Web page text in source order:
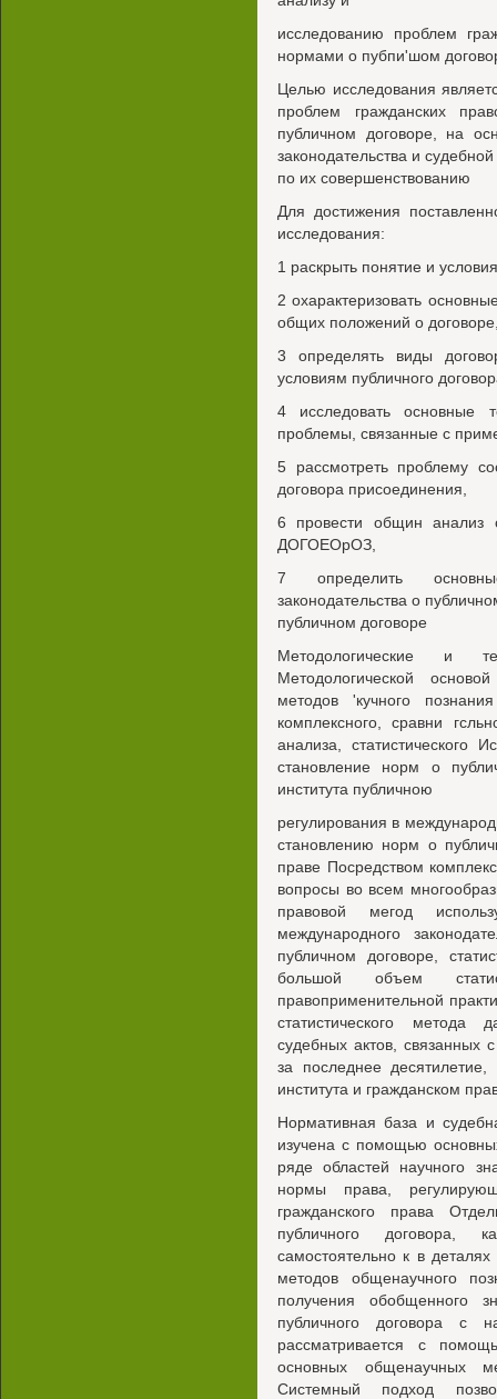
исследованию проблем
нормами о пубпи'шом
Целью исследования
проблем гражданских
публичном договоре, на
законодательства и
по их совершенствованию
Для достижения
исследования:
1 раскрыть понятие и
2 охарактеризовать
общих положений о
3 определять виды
условиям публичного
4 исследовать основные
проблемы, связанные с
5 рассмотреть проблему
договора присоединения,
6 провести общин анализ
ДОГОЕОрОЗ,
7 определить
законодательства о
публичном договоре
Методологические и
Методологической
методов 'кучного
комплексного, сравни
анализа, статистического
становление норм о
института публичною
регулирования в
становлению норм о
праве Посредством
вопросы во всем
правовой мегод
международного
публичном договоре,
большой объем
правоприменительной
статистического метода
судебных актов, связанных
за последнее
института и гражданском
Нормативная база и
изучена с помощью
ряде областей научного
нормы права,
гражданского права
публичного договора,
самостоятельно к в
методов общенаучного
получения обобщенного
публичного договора с
рассматривается с
основных общенаучных
Системный подход